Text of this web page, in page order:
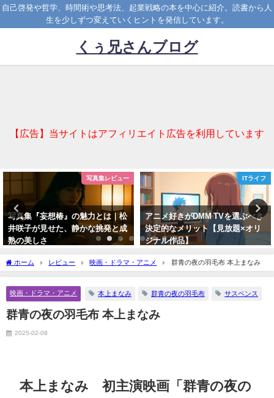
自己啓発や哲学、時間術や思考法、起業戦略の本を中心に紹介。読書から人
生を少しずつ変えていくヒントを発信しています。
くぅ兄さんブログ
【広告】当サイトはアフィリエイト広告を利用しています
写真集レビュー
写真集『妄想椿』の魅力とは｜松
井咲子が見せた、静かな挑発と成
熟の美しさ
ITライフ
アニメ好きがDMM TVを選ぶべき
決定的なメリット【見放題×オリ
ジナル作品】
ホーム レビュー 映画・ドラマ・アニメ 群青の夜の羽毛布 本上まなみ
映画・ドラマ・アニメ 本上まなみ 群青の夜の羽毛布 サスペンス
群青の夜の羽毛布 本上まなみ
2025-02-08
本上まなみ 初主演映画「群青の夜の